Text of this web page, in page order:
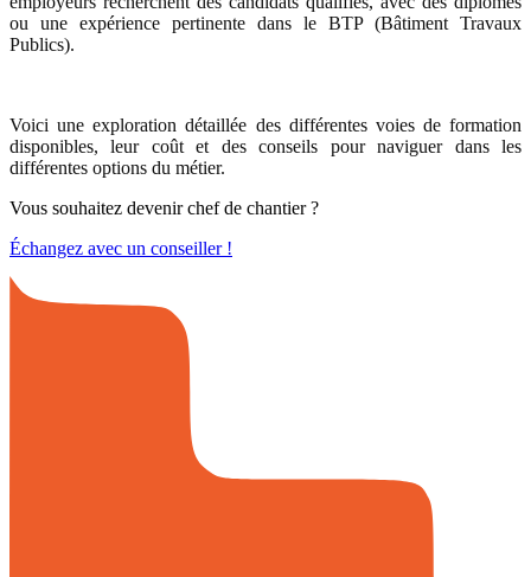
ou une expérience pertinente dans le BTP (Bâtiment Travaux
Publics).
Voici une exploration détaillée des différentes voies de formation
disponibles, leur coût et des conseils pour naviguer dans les
différentes options du métier.
Vous souhaitez devenir chef de chantier ?
Échangez avec un conseiller !